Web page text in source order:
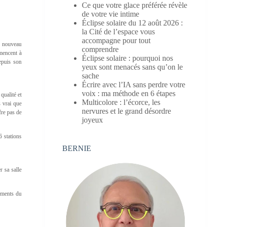
à
son
et
vrai que
pas de
stations
sa salle
du
Ce que votre glace préférée révèle
de votre vie intime
Éclipse solaire du 12 août 2026 :
la Cité de l’espace vous
accompagne pour tout
comprendre
Éclipse solaire : pourquoi nos
yeux sont menacés sans qu’on le
sache
Écrire avec l’IA sans perdre votre
voix : ma méthode en 6 étapes
Multicolore : l’écorce, les
nervures et le grand désordre
joyeux
BERNIE